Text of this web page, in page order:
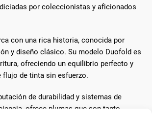
por coleccionistas y aficionados
con una rica historia, conocida por
y diseño clásico. Su modelo Duofold es
ofreciendo un equilibrio perfecto y
flujo de tinta sin esfuerzo.
de durabilidad y sistemas de
ofrece plumas que son tanto